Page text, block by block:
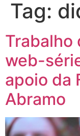
Tag:
Trabalho
web-
apoio da
Abramo